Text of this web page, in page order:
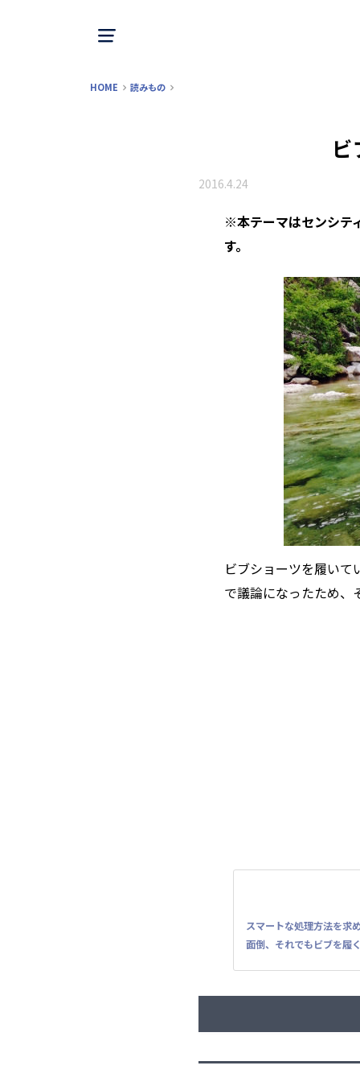
HOME 読みもの
2016.4.24
※本テーマはセンシテ
す。
ビブショーツを履いて
で議論になったため、
スマートな処理方法を求
面倒、それでもビブを履く